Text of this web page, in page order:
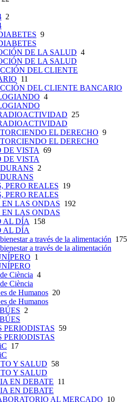
2
9
DE LA SALUD 4
DE LA SALUD
DEL CLIENTE
11
DEL CLIENTE BANCARIO
4
25
EL DERECHO 9
EL DERECHO
DE VISTA 69
DE VISTA
2
PERO REALES 19
PERO REALES
EN LAS ONDAS 192
EN LAS ONDAS
AL DÍA
158
AL DÍA
a través de la alimentación 175
a través de la alimentación
1
Ciència 4
Ciència
de Humanos 20
de Humanos
2
PERIODISTAS 59
PERIODISTAS
17
Y SALUD 58
Y SALUD
EN DEBATE 11
EN DEBATE
AL MERCADO 10